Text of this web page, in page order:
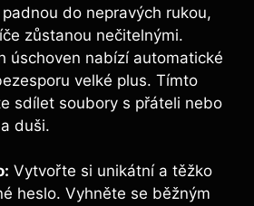
do‍ nepravých rukou,
zůstanou nečitelnými.
úschoven nabízí automatické
velké plus. Tímto
sdílet soubory s přáteli nebo
duši.
Vytvořte si unikátní a těžko
heslo. Vyhněte se běžným